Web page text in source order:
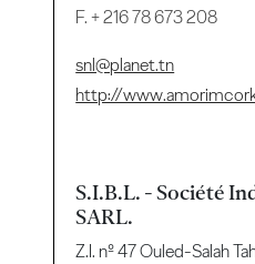
F. + 216 78 673 208
snl@planet.tn
http://
S.I.B.L. - Société
SARL.
Z.I. nº 47 Ouled-Salah